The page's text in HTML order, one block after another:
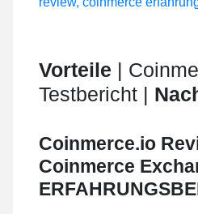
Vorteile |
Testbericht |
Coinmerce.io
Coinmerce